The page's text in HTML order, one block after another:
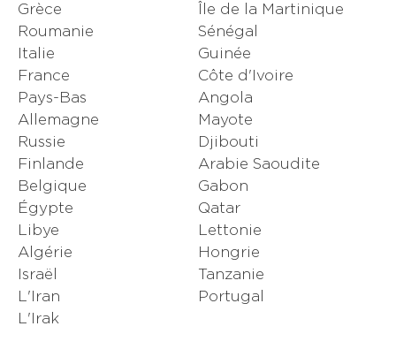
Grèce
Île de la Martinique
Roumanie
Sénégal
Italie
Guinée
France
Côte d'Ivoire
Pays-Bas
Angola
Allemagne
Mayote
Russie
Djibouti
Finlande
Arabie Saoudite
Belgique
Gabon
Égypte
Qatar
Libye
Lettonie
Algérie
Hongrie
Israël
Tanzanie
L'Iran
Portugal
L'Irak